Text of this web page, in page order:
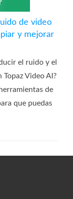
de video
y mejorar
el ruido y el
Video AI?
de
que puedas